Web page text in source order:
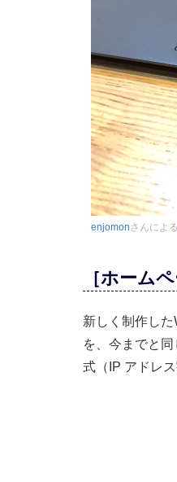
enjomonさんによる
［ホーム
新しく制作し
を、今までと
式（IP アドレ